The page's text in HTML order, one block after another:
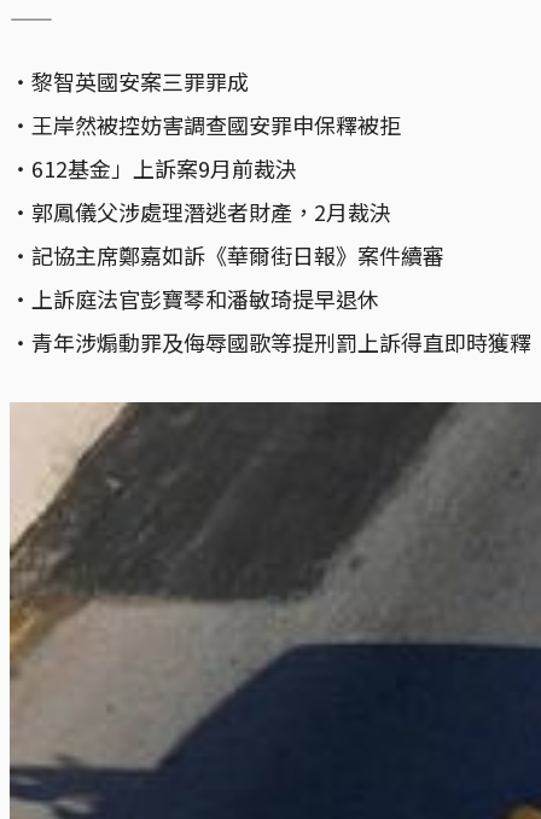
——
・黎智英國安案三罪罪成
・王岸然被控妨害調查國安罪申保釋被拒
・612基金」上訴案9月前裁決
・郭鳳儀父涉處理潛逃者財產，2月裁決
・記協主席鄭嘉如訴《華爾街日報》案件續審
・上訴庭法官彭寶琴和潘敏琦提早退休
・青年涉煽動罪及侮辱國歌等提刑罰上訴得直即時獲釋